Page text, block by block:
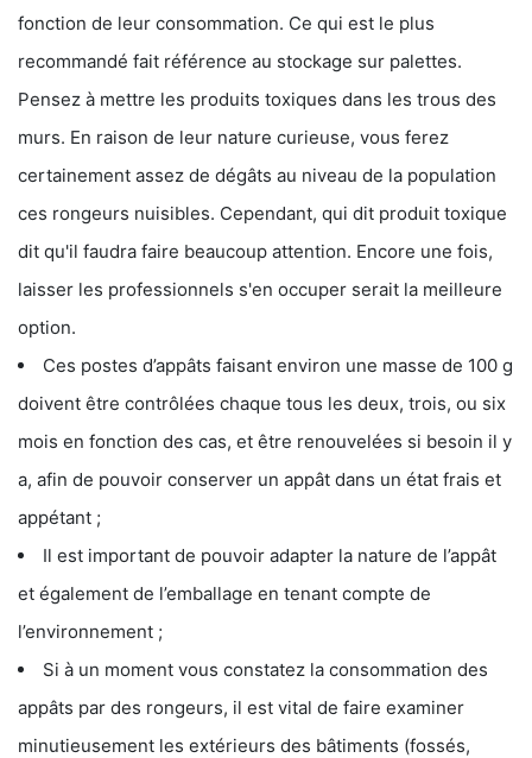
fonction de leur consommation. Ce qui est le plus
recommandé fait référence au stockage sur palettes.
Pensez à mettre les produits toxiques dans les trous des
murs. En raison de leur nature curieuse, vous ferez
certainement assez de dégâts au niveau de la population
ces rongeurs nuisibles. Cependant, qui dit produit toxique
dit qu'il faudra faire beaucoup attention. Encore une fois,
laisser les professionnels s'en occuper serait la meilleure
option.
Ces postes d’appâts faisant environ une masse de 100 g
doivent être contrôlées chaque tous les deux, trois, ou six
mois en fonction des cas, et être renouvelées si besoin il y
a, afin de pouvoir conserver un appât dans un état frais et
appétant ;
Il est important de pouvoir adapter la nature de l’appât
et également de l’emballage en tenant compte de
l’environnement ;
Si à un moment vous constatez la consommation des
appâts par des rongeurs, il est vital de faire examiner
minutieusement les extérieurs des bâtiments (fossés,